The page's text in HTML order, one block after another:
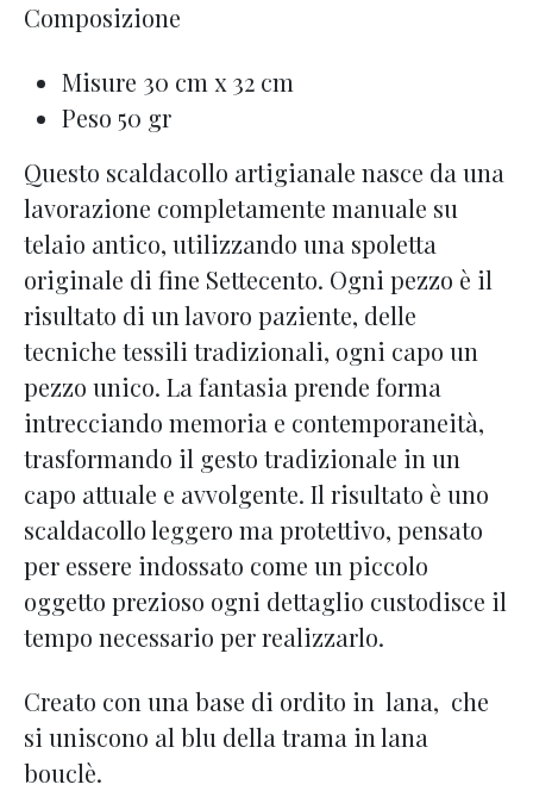
Composizione
Misure 30 cm x 32 cm
Peso 50 gr
Questo scaldacollo artigianale nasce da una
lavorazione completamente manuale su
telaio antico, utilizzando una spoletta
originale di fine Settecento. Ogni pezzo è il
risultato di un lavoro paziente, delle
tecniche tessili tradizionali, ogni capo un
pezzo unico. La fantasia prende forma
intrecciando memoria e contemporaneità,
trasformando il gesto tradizionale in un
capo attuale e avvolgente. Il risultato è uno
scaldacollo leggero ma protettivo, pensato
per essere indossato come un piccolo
oggetto prezioso ogni dettaglio custodisce il
tempo necessario per realizzarlo.
Creato con una base di ordito in lana, che
si uniscono al blu della trama in lana
bouclè.